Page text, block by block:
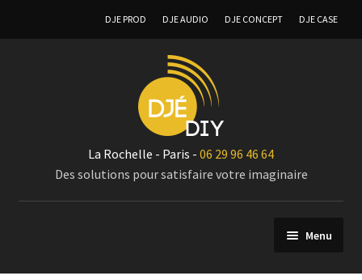
DJE PROD DJE AUDIO DJE CONCEPT DJE CASE
La Rochelle - Paris - 06 29 96 46 64
Des solutions pour satisfaire votre imaginaire
Menu
Composants